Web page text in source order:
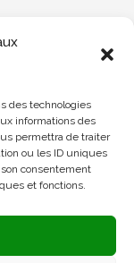
des technologies
informations des
permettra de traiter
ou les ID uniques
consentement
et fonctions.